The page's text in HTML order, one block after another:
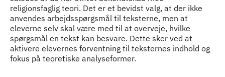
religionsfaglig teori. Det er et bevidst valg, at der ikke
anvendes arbejdsspørgsmål til teksterne, men at
eleverne selv skal være med til at overveje, hvilke
spørgsmål en tekst kan besvare. Dette sker ved at
aktivere elevernes forventning til teksternes indhold og
fokus på teoretiske analyseformer.